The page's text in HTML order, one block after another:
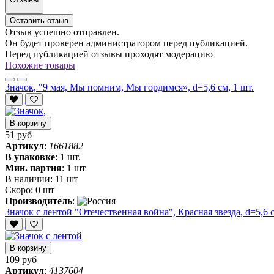
Оставить отзыв
Отзыв успешно отправлен.
Он будет проверен администратором перед публикацией.
Перед публикацией отзывы проходят модерацию
Похожие товары
Значок, "9 мая, Мы помним, Мы гордимся», d=5,6 см, 1 шт.
В корзину
51 руб
Артикул: 1661882
В упаковке: 1 шт.
Мин. партия: 1 шт
В наличии: 11 шт
Скоро: 0 шт
Производитель:
Значок с лентой "Отечественная война", Красная звезда, d=5,6
В корзину
109 руб
Артикул: 4137604